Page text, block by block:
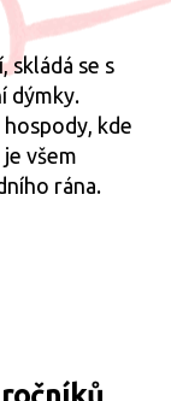
skládá se s
dýmky.
kde
všem
rána.